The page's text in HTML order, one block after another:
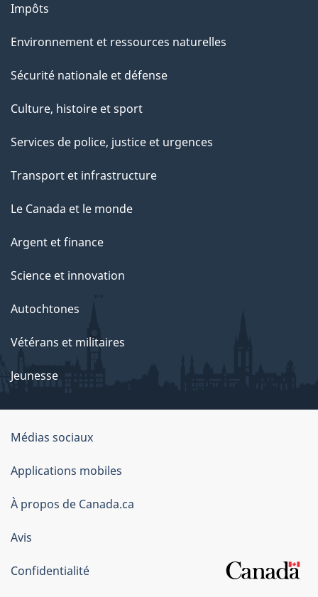
p
a
e
Impôts
Environnement et ressources naturelles
Sécurité nationale et défense
Culture, histoire et sport
Services de police, justice et urgences
Transport et infrastructure
Le Canada et le monde
Argent et finance
Science et innovation
Autochtones
Vétérans et militaires
Jeunesse
Organisation
du
gouvernement
du
Canada
Médias sociaux
Applications mobiles
À propos de Canada.ca
Avis
Confidentialité